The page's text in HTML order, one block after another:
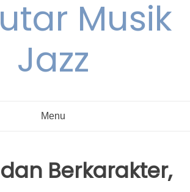
Musik
Jazz
Menu
Berkarakter,